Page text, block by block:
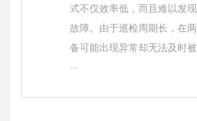
式不仅效率低，而且难以发
故障。由于巡检周期长，在
备可能出现异常却无法及时
···